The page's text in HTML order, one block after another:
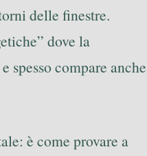
delle finestre.
dove la
spesso compare anche
è come provare a